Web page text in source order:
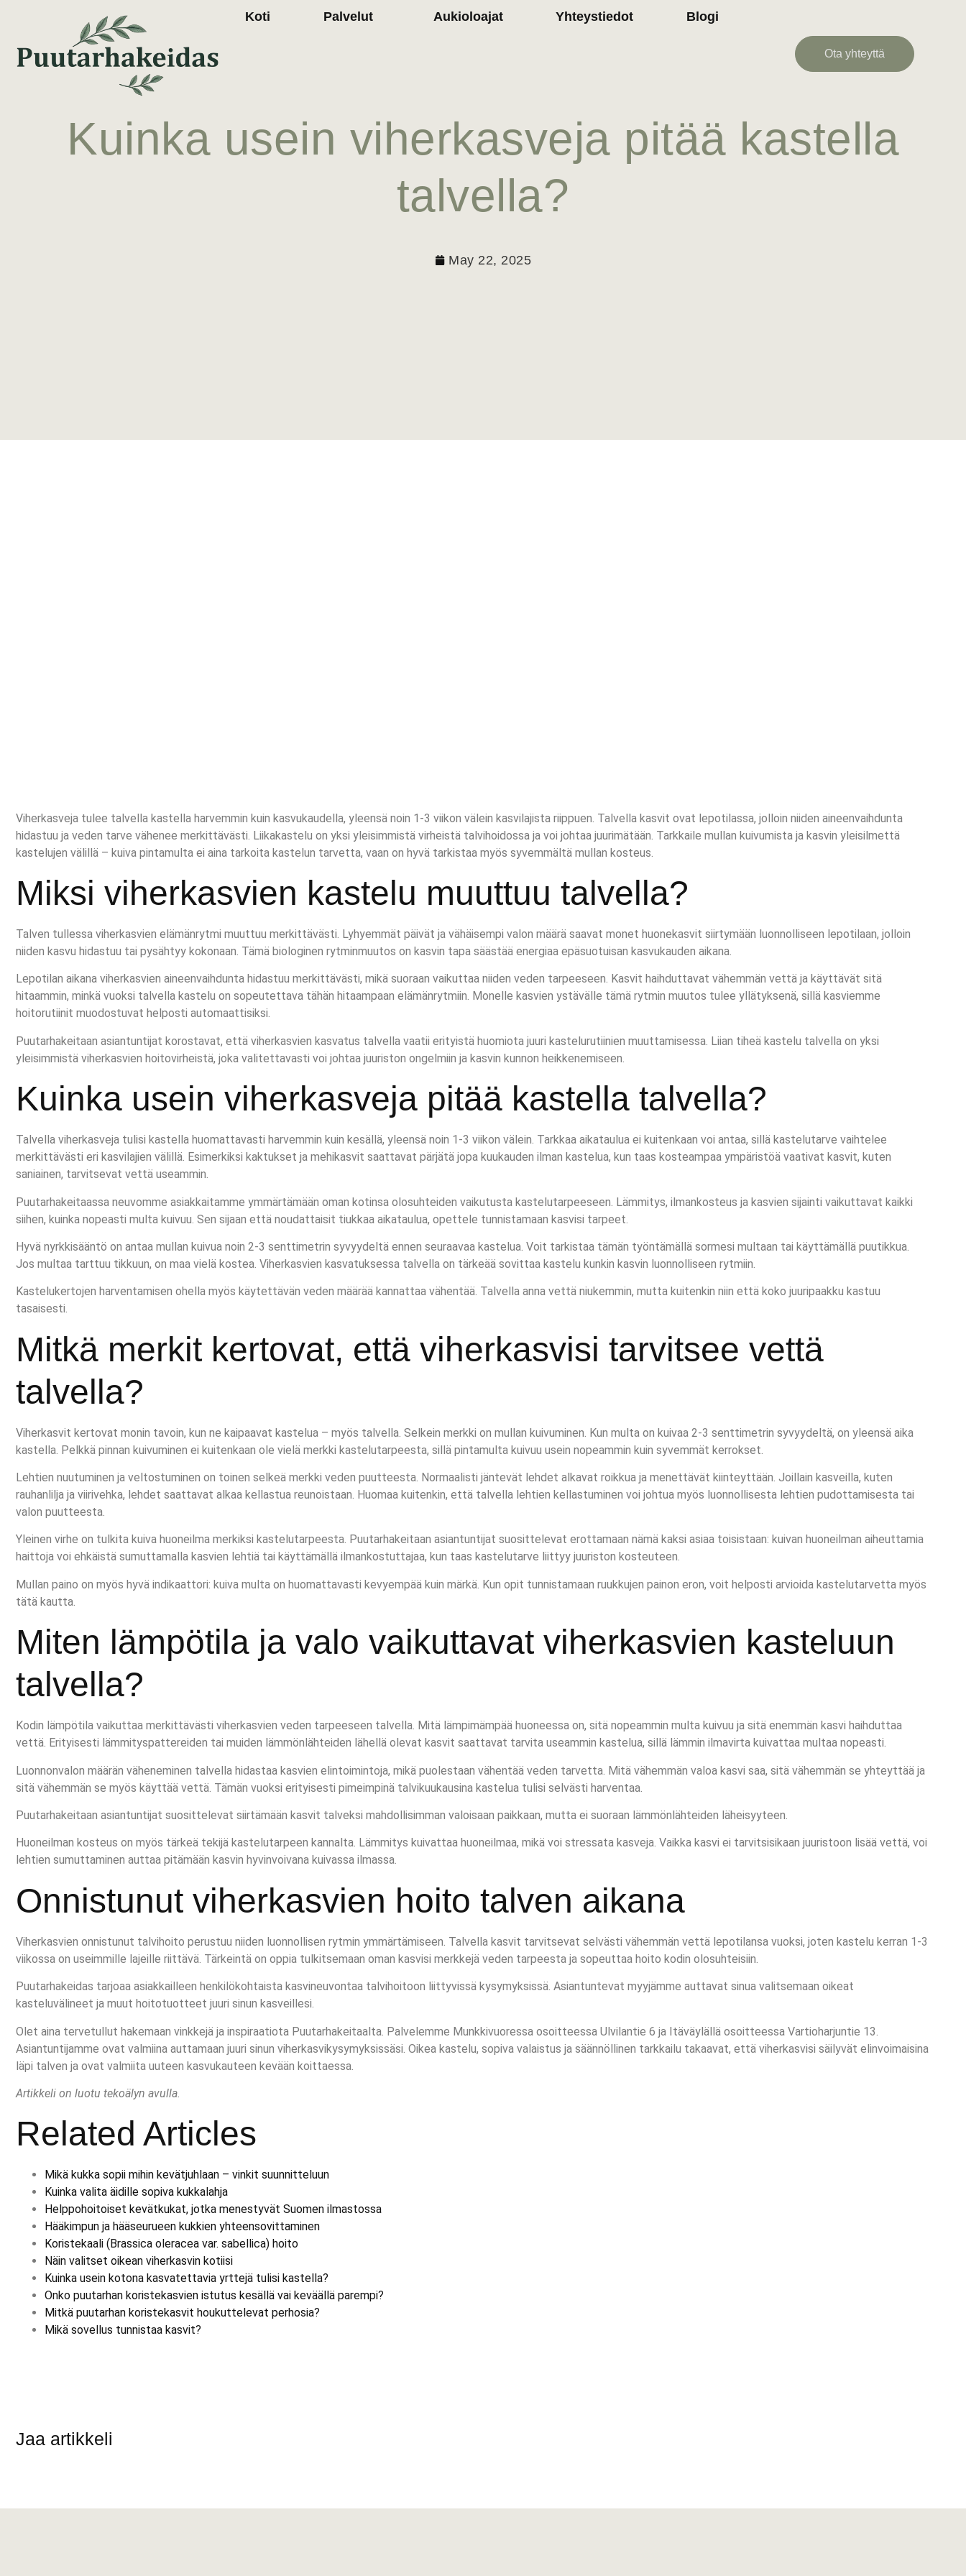
Koti Palvelut Aukioloajat Yhteystiedot Blogi
Ota yhteyttä
Kuinka usein viherkasveja pitää kastella
talvella?
May 22, 2025
Viherkasveja tulee talvella kastella harvemmin kuin kasvukaudella, yleensä noin 1-3 viikon välein kasvilajista riippuen. Talvella kasvit ovat lepotilassa, jolloin niiden aineenvaihdunta
hidastuu ja veden tarve vähenee merkittävästi. Liikakastelu on yksi yleisimmistä virheistä talvihoidossa ja voi johtaa juurimätään. Tarkkaile mullan kuivumista ja kasvin yleisilmettä
kastelujen välillä – kuiva pintamulta ei aina tarkoita kastelun tarvetta, vaan on hyvä tarkistaa myös syvemmältä mullan kosteus.
Miksi viherkasvien kastelu muuttuu talvella?
Talven tullessa viherkasvien elämänrytmi muuttuu merkittävästi. Lyhyemmät päivät ja vähäisempi valon määrä saavat monet huonekasvit siirtymään luonnolliseen lepotilaan, jolloin
niiden kasvu hidastuu tai pysähtyy kokonaan. Tämä biologinen rytminmuutos on kasvin tapa säästää energiaa epäsuotuisan kasvukauden aikana.
Lepotilan aikana viherkasvien aineenvaihdunta hidastuu merkittävästi, mikä suoraan vaikuttaa niiden veden tarpeeseen. Kasvit haihduttavat vähemmän vettä ja käyttävät sitä
hitaammin, minkä vuoksi talvella kastelu on sopeutettava tähän hitaampaan elämänrytmiin. Monelle kasvien ystävälle tämä rytmin muutos tulee yllätyksenä, sillä kasviemme
hoitorutiinit muodostuvat helposti automaattisiksi.
Puutarhakeitaan asiantuntijat korostavat, että viherkasvien kasvatus talvella vaatii erityistä huomiota juuri kastelurutiinien muuttamisessa. Liian tiheä kastelu talvella on yksi
yleisimmistä viherkasvien hoitovirheistä, joka valitettavasti voi johtaa juuriston ongelmiin ja kasvin kunnon heikkenemiseen.
Kuinka usein viherkasveja pitää kastella talvella?
Talvella viherkasveja tulisi kastella huomattavasti harvemmin kuin kesällä, yleensä noin 1-3 viikon välein. Tarkkaa aikataulua ei kuitenkaan voi antaa, sillä kastelutarve vaihtelee
merkittävästi eri kasvilajien välillä. Esimerkiksi kaktukset ja mehikasvit saattavat pärjätä jopa kuukauden ilman kastelua, kun taas kosteampaa ympäristöä vaativat kasvit, kuten
saniainen, tarvitsevat vettä useammin.
Puutarhakeitaassa neuvomme asiakkaitamme ymmärtämään oman kotinsa olosuhteiden vaikutusta kastelutarpeeseen. Lämmitys, ilmankosteus ja kasvien sijainti vaikuttavat kaikki
siihen, kuinka nopeasti multa kuivuu. Sen sijaan että noudattaisit tiukkaa aikataulua, opettele tunnistamaan kasvisi tarpeet.
Hyvä nyrkkisääntö on antaa mullan kuivua noin 2-3 senttimetrin syvyydeltä ennen seuraavaa kastelua. Voit tarkistaa tämän työntämällä sormesi multaan tai käyttämällä puutikkua.
Jos multaa tarttuu tikkuun, on maa vielä kostea. Viherkasvien kasvatuksessa talvella on tärkeää sovittaa kastelu kunkin kasvin luonnolliseen rytmiin.
Kastelukertojen harventamisen ohella myös käytettävän veden määrää kannattaa vähentää. Talvella anna vettä niukemmin, mutta kuitenkin niin että koko juuripaakku kastuu
tasaisesti.
Mitkä merkit kertovat, että viherkasvisi tarvitsee vettä
talvella?
Viherkasvit kertovat monin tavoin, kun ne kaipaavat kastelua – myös talvella. Selkein merkki on mullan kuivuminen. Kun multa on kuivaa 2-3 senttimetrin syvyydeltä, on yleensä aika
kastella. Pelkkä pinnan kuivuminen ei kuitenkaan ole vielä merkki kastelutarpeesta, sillä pintamulta kuivuu usein nopeammin kuin syvemmät kerrokset.
Lehtien nuutuminen ja veltostuminen on toinen selkeä merkki veden puutteesta. Normaalisti jäntevät lehdet alkavat roikkua ja menettävät kiinteyttään. Joillain kasveilla, kuten
rauhanlilja ja viirivehka, lehdet saattavat alkaa kellastua reunoistaan. Huomaa kuitenkin, että talvella lehtien kellastuminen voi johtua myös luonnollisesta lehtien pudottamisesta tai
valon puutteesta.
Yleinen virhe on tulkita kuiva huoneilma merkiksi kastelutarpeesta. Puutarhakeitaan asiantuntijat suosittelevat erottamaan nämä kaksi asiaa toisistaan: kuivan huoneilman aiheuttamia
haittoja voi ehkäistä sumuttamalla kasvien lehtiä tai käyttämällä ilmankostuttajaa, kun taas kastelutarve liittyy juuriston kosteuteen.
Mullan paino on myös hyvä indikaattori: kuiva multa on huomattavasti kevyempää kuin märkä. Kun opit tunnistamaan ruukkujen painon eron, voit helposti arvioida kastelutarvetta myös
tätä kautta.
Miten lämpötila ja valo vaikuttavat viherkasvien kasteluun
talvella?
Kodin lämpötila vaikuttaa merkittävästi viherkasvien veden tarpeeseen talvella. Mitä lämpimämpää huoneessa on, sitä nopeammin multa kuivuu ja sitä enemmän kasvi haihduttaa
vettä. Erityisesti lämmityspattereiden tai muiden lämmönlähteiden lähellä olevat kasvit saattavat tarvita useammin kastelua, sillä lämmin ilmavirta kuivattaa multaa nopeasti.
Luonnonvalon määrän väheneminen talvella hidastaa kasvien elintoimintoja, mikä puolestaan vähentää veden tarvetta. Mitä vähemmän valoa kasvi saa, sitä vähemmän se yhteyttää ja
sitä vähemmän se myös käyttää vettä. Tämän vuoksi erityisesti pimeimpinä talvikuukausina kastelua tulisi selvästi harventaa.
Puutarhakeitaan asiantuntijat suosittelevat siirtämään kasvit talveksi mahdollisimman valoisaan paikkaan, mutta ei suoraan lämmönlähteiden läheisyyteen.
Huoneilman kosteus on myös tärkeä tekijä kastelutarpeen kannalta. Lämmitys kuivattaa huoneilmaa, mikä voi stressata kasveja. Vaikka kasvi ei tarvitsisikaan juuristoon lisää vettä, voi
lehtien sumuttaminen auttaa pitämään kasvin hyvinvoivana kuivassa ilmassa.
Onnistunut viherkasvien hoito talven aikana
Viherkasvien onnistunut talvihoito perustuu niiden luonnollisen rytmin ymmärtämiseen. Talvella kasvit tarvitsevat selvästi vähemmän vettä lepotilansa vuoksi, joten kastelu kerran 1-3
viikossa on useimmille lajeille riittävä. Tärkeintä on oppia tulkitsemaan oman kasvisi merkkejä veden tarpeesta ja sopeuttaa hoito kodin olosuhteisiin.
Puutarhakeidas tarjoaa asiakkailleen henkilökohtaista kasvineuvontaa talvihoitoon liittyvissä kysymyksissä. Asiantuntevat myyjämme auttavat sinua valitsemaan oikeat
kasteluvälineet ja muut hoitotuotteet juuri sinun kasveillesi.
Olet aina tervetullut hakemaan vinkkejä ja inspiraatiota Puutarhakeitaalta. Palvelemme Munkkivuoressa osoitteessa Ulvilantie 6 ja Itäväylällä osoitteessa Vartioharjuntie 13.
Asiantuntijamme ovat valmiina auttamaan juuri sinun viherkasvikysymyksissäsi. Oikea kastelu, sopiva valaistus ja säännöllinen tarkkailu takaavat, että viherkasvisi säilyvät elinvoimaisina
läpi talven ja ovat valmiita uuteen kasvukauteen kevään koittaessa.
Artikkeli on luotu tekoälyn avulla.
Related Articles
Mikä kukka sopii mihin kevätjuhlaan – vinkit suunnitteluun
Kuinka valita äidille sopiva kukkalahja
Helppohoitoiset kevätkukat, jotka menestyvät Suomen ilmastossa
Hääkimpun ja hääseurueen kukkien yhteensovittaminen
Koristekaali (Brassica oleracea var. sabellica) hoito
Näin valitset oikean viherkasvin kotiisi
Kuinka usein kotona kasvatettavia yrttejä tulisi kastella?
Onko puutarhan koristekasvien istutus kesällä vai keväällä parempi?
Mitkä puutarhan koristekasvit houkuttelevat perhosia?
Mikä sovellus tunnistaa kasvit?
Jaa artikkeli